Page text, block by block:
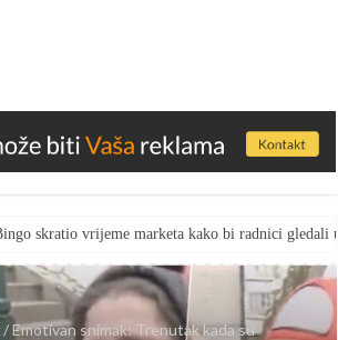
skratio vrijeme marketa kako bi radnici gledali
/Emotivan snimak: Trenutak kada su